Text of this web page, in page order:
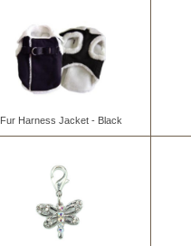
Fur Harness Jacket - Black